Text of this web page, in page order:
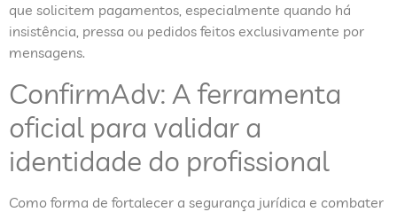
que solicitem pagamentos, especialmente quando há
insistência, pressa ou pedidos feitos exclusivamente por
mensagens.
ConfirmAdv: A ferramenta
oficial para validar a
identidade do profissional
Como forma de fortalecer a segurança jurídica e combater